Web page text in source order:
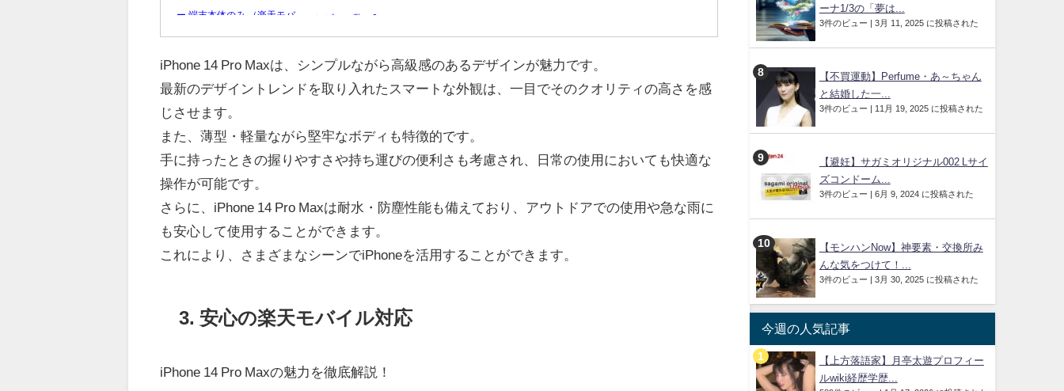
ー 端末本体のみ （楽天モバ
イル回線な...
165,900 円
レビュー数：4.79
レビュー数：0
iPhone 14 Pro Maxは、シンプルながら高級感のあるデザインが魅力です。
最新のデザイントレンドを取り入れたスマートな外観は、一目でそのクオリティの高さを感
じさせます。
また、薄型・軽量ながら堅牢なボディも特徴的です。
手に持ったときの握りやすさや持ち運びの便利さも考慮され、日常の使用においても快適な
操作が可能です。
さらに、iPhone 14 Pro Maxは耐水・防塵性能も備えており、アウトドアでの使用や急な雨に
も安心して使用することができます。
これにより、さまざまなシーンでiPhoneを活用することができます。
3. 安心の楽天モバイル対応
iPhone 14 Pro Maxの魅力を徹底解説！
ーナ1/3の「夢は...
3件のビュー | 3月 11, 2025 に投稿された
【不買運動】Perfume・あ～ちゃん
と結婚した一...
3件のビュー | 11月 19, 2025 に投稿された
【避妊】サガミオリジナル002 Lサイ
ズコンドーム...
3件のビュー | 6月 9, 2024 に投稿された
【モンハンNow】神要素・交換所み
んな気をつけて！...
3件のビュー | 3月 30, 2025 に投稿された
今週の人気記事
【上方落語家】月亭太遊プロフィー
ルwiki経歴学歴...